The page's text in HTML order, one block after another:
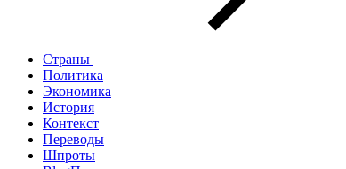
Страны
Политика
Экономика
История
Контекст
Переводы
Шпроты